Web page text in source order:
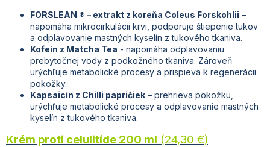
FORSLEAN ® – extrakt z koreňa Coleus Forskohlii –
napomáha mikrocirkulácii krvi, podporuje štiepenie tukov
a odplavovanie mastných kyselín z tukového tkaniva.
Kofeín z Matcha Tea - napomáha odplavovaniu
prebytočnej vody z podkožného tkaniva. Zároveň
urýchľuje metabolické procesy a prispieva k regenerácii
pokožky.
Kapsaicín z Chilli papričiek – prehrieva pokožku,
urýchľuje metabolické procesy a odplavovanie mastných
kyselín z tukového tkaniva.
Krém proti celulitíde 200 ml (24,30 €)